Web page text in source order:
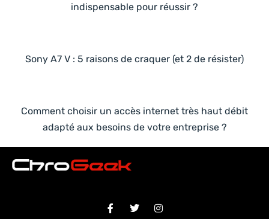
indispensable pour réussir ?
Sony A7 V : 5 raisons de craquer (et 2 de résister)
Comment choisir un accès internet très haut débit
adapté aux besoins de votre entreprise ?